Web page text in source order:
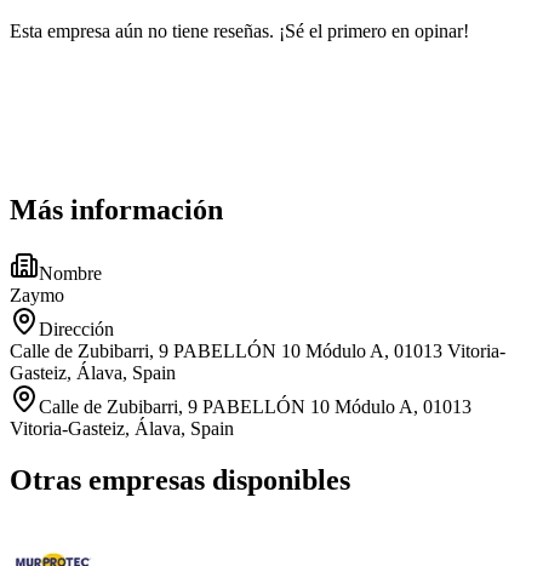
Esta empresa aún no tiene reseñas. ¡Sé el primero en opinar!
Más información
Nombre
Zaymo
Dirección
Calle de Zubibarri, 9 PABELLÓN 10 Módulo A, 01013 Vitoria-
Gasteiz, Álava, Spain
Calle de Zubibarri, 9 PABELLÓN 10 Módulo A, 01013
Vitoria-Gasteiz, Álava, Spain
Otras empresas disponibles